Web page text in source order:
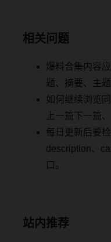
相关问题
爆料合集内容
题、摘要、主
如何继续浏览
上一篇下一篇
每日更新后要
description、
口。
站内推荐